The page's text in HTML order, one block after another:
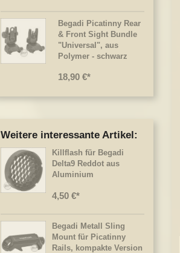
Begadi Picatinny Rear
& Front Sight Bundle
"Universal", aus
Polymer - schwarz
18,90 €
Weitere interessante Artikel:
Killflash für Begadi
Delta9 Reddot aus
Aluminium
4,50 €
Begadi Metall Sling
Mount für Picatinny
Rails, kompakte Version